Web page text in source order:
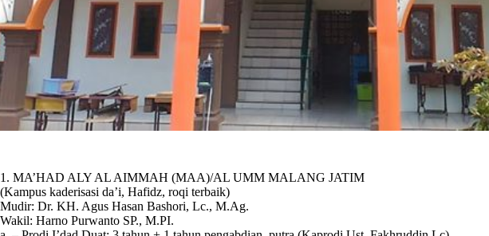
1. MA’HAD ALY AL AIMMAH (MAA)/AL UMM MALANG JATIM
(Kampus kaderisasi da’i, Hafidz, roqi terbaik)
Mudir: Dr. KH. Agus Hasan Bashori, Lc., M.Ag.
Wakil: Harno Purwanto SP., M.PI.